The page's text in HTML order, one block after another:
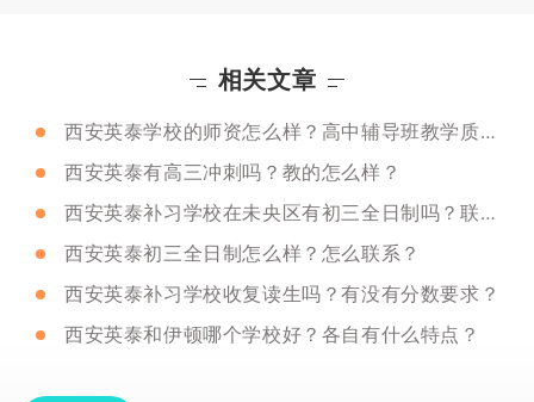
相关文章
西安英泰学校的师资怎么样？高中辅导班教学质量怎么样？
西安英泰有高三冲刺吗？教的怎么样？
西安英泰补习学校在未央区有初三全日制吗？联系方式是多少？
西安英泰初三全日制怎么样？怎么联系？
西安英泰补习学校收复读生吗？有没有分数要求？
西安英泰和伊顿哪个学校好？各自有什么特点？